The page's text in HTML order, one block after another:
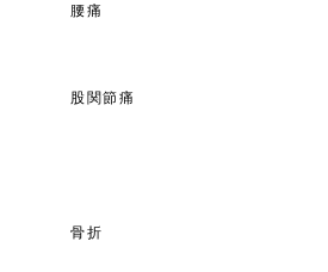
腰痛
股関節痛
骨折